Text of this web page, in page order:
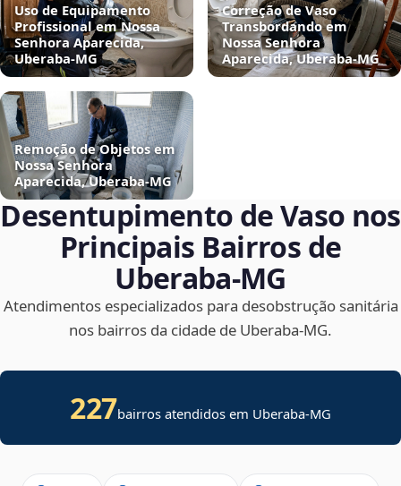
Uso de Equipamento
Profissional em Nossa
Senhora Aparecida,
Uberaba‑MG
Correção de Vaso
Transbordando em
Nossa Senhora
Aparecida, Uberaba‑MG
Remoção de Objetos em
Nossa Senhora
Aparecida, Uberaba‑MG
Desentupimento de Vaso nos
Principais Bairros de
Uberaba‑MG
Atendimentos especializados para desobstrução sanitária
nos bairros da cidade de Uberaba‑MG.
227bairros atendidos em Uberaba-MG